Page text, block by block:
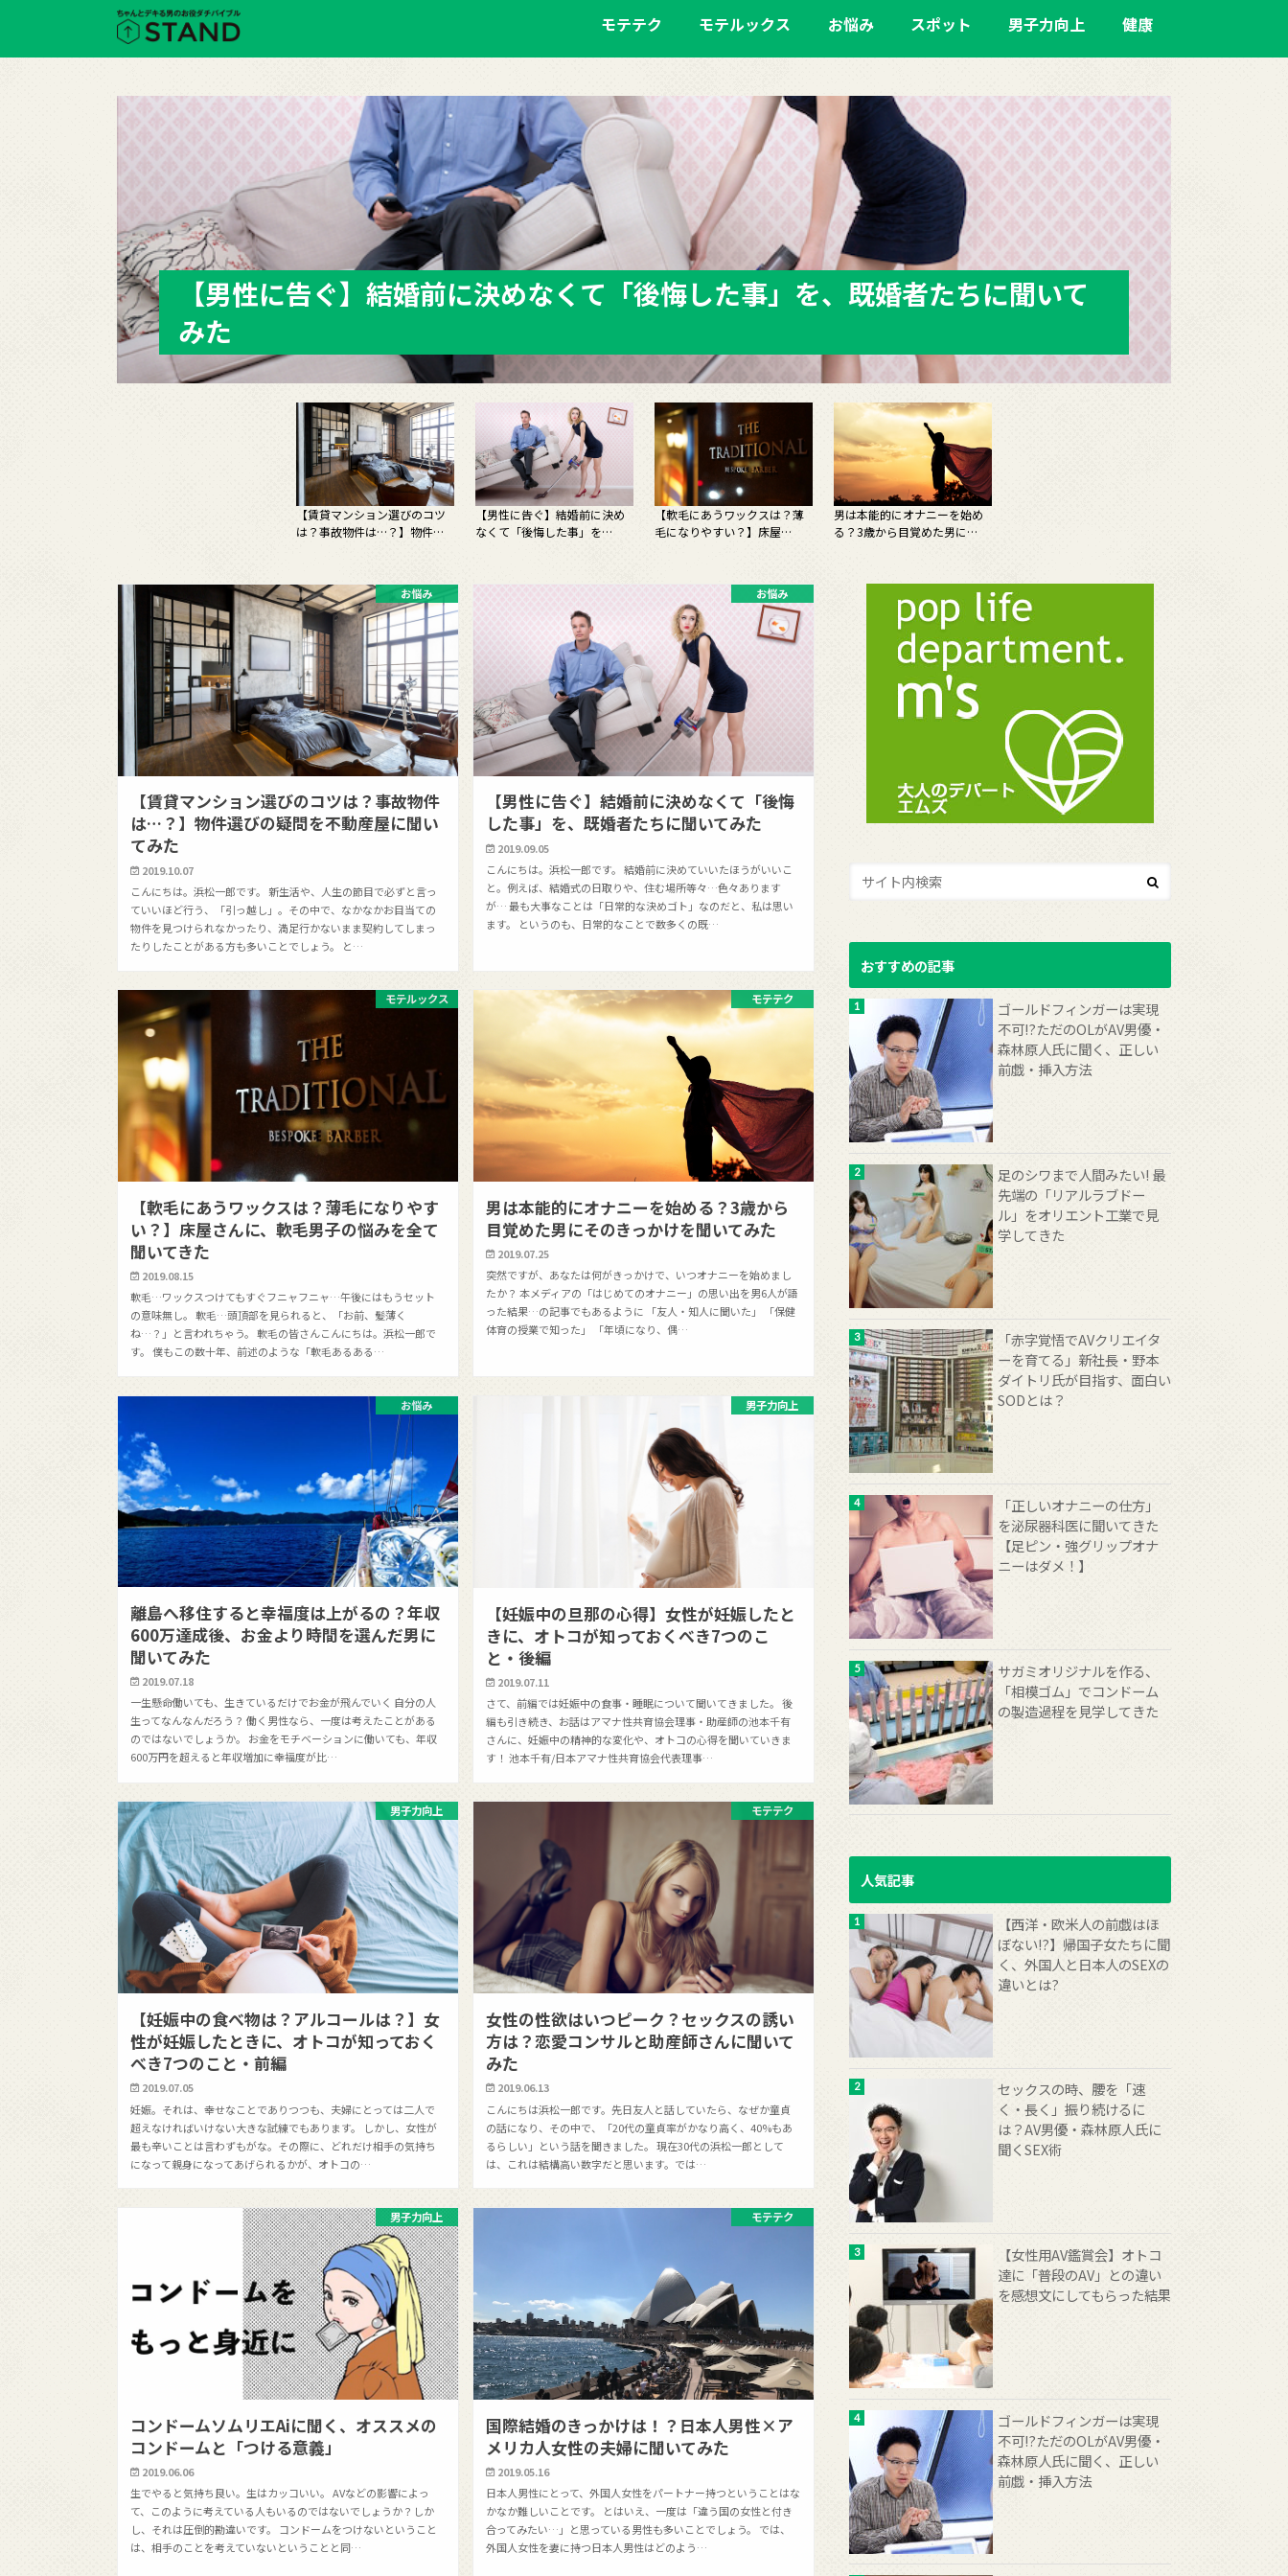
モテテク モテルックス お悩み スポット 男子力向上 健康
【男性に告ぐ】結婚前に決めなくて「後悔した事」を、既婚者たちに聞いて
みた
【賃貸マンション選びのコツ
は？事故物件は…？】物件…
【男性に告ぐ】結婚前に決め
なくて「後悔した事」を…
【軟毛にあうワックスは？薄
毛になりやすい？】床屋…
男は本能的にオナニーを始め
る？3歳から目覚めた男に…
お悩み
【賃貸マンション選びのコツは？事故物件
は…？】物件選びの疑問を不動産屋に聞い
てみた
2019.10.07
こんにちは。浜松一郎です。 新生活や、人生の節目で必ずと言っ
ていいほど行う、「引っ越し」。その中で、なかなかお目当ての
物件を見つけられなかったり、満足行かないまま契約してしまっ
たりしたことがある方も多いことでしょう。 と…
お悩み
【男性に告ぐ】結婚前に決めなくて「後悔
した事」を、既婚者たちに聞いてみた
2019.09.05
こんにちは。浜松一郎です。 結婚前に決めていいたほうがいいこ
と。例えば、結婚式の日取りや、住む場所等々…色々あります
が… 最も大事なことは「日常的な決めゴト」なのだと、私は思い
ます。 というのも、日常的なことで数多くの既…
モテルックス
【軟毛にあうワックスは？薄毛になりやす
い？】床屋さんに、軟毛男子の悩みを全て
聞いてきた
2019.08.15
軟毛…ワックスつけてもすぐフニャフニャ…午後にはもうセット
の意味無し。 軟毛…頭頂部を見られると、「お前、髪薄く
ね…？」と言われちゃう。 軟毛の皆さんこんにちは。浜松一郎で
す。 僕もこの数十年、前述のような「軟毛あるある…
モテテク
男は本能的にオナニーを始める？3歳から
目覚めた男にそのきっかけを聞いてみた
2019.07.25
突然ですが、あなたは何がきっかけで、いつオナニーを始めまし
たか？ 本メディアの「はじめてのオナニー」の思い出を男6人が語
った結果…の記事でもあるように 「友人・知人に聞いた」 「保健
体育の授業で知った」 「年頃になり、偶…
お悩み
離島へ移住すると幸福度は上がるの？年収
600万達成後、お金より時間を選んだ男に
聞いてみた
2019.07.18
一生懸命働いても、生きているだけでお金が飛んでいく 自分の人
生ってなんなんだろう？ 働く男性なら、一度は考えたことがある
のではないでしょうか。 お金をモチベーションに働いても、年収
600万円を超えると年収増加に幸福度が比…
男子力向上
【妊娠中の旦那の心得】女性が妊娠したと
きに、オトコが知っておくべき7つのこ
と・後編
2019.07.11
さて、前編では妊娠中の食事・睡眠について聞いてきました。 後
編も引き続き、お話はアマナ性共育協会理事・助産師の池本千有
さんに、妊娠中の精神的な変化や、オトコの心得を聞いていきま
す！ 池本千有/日本アマナ性共育協会代表理事…
男子力向上
【妊娠中の食べ物は？アルコールは？】女
性が妊娠したときに、オトコが知っておく
べき7つのこと・前編
2019.07.05
妊娠。それは、幸せなことでありつつも、夫婦にとっては二人で
超えなければいけない大きな試練でもあります。 しかし、女性が
最も辛いことは言わずもがな。その際に、どれだけ相手の気持ち
になって親身になってあげられるかが、オトコの…
モテテク
女性の性欲はいつピーク？セックスの誘い
方は？恋愛コンサルと助産師さんに聞いて
みた
2019.06.13
こんにちは浜松一郎です。先日友人と話していたら、なぜか童貞
の話になり、その中で、「20代の童貞率がかなり高く、40%もあ
るらしい」という話を聞きました。 現在30代の浜松一郎として
は、これは結構高い数字だと思います。では…
男子力向上
コンドームソムリエAiに聞く、オススメの
コンドームと「つける意義」
2019.06.06
生でやると気持ち良い。生はカッコいい。 AVなどの影響によっ
て、このように考えている人もいるのではないでしょうか？しか
し、それは圧倒的勘違いです。 コンドームをつけないということ
は、相手のことを考えていないということと同…
モテテク
国際結婚のきっかけは！？日本人男性×ア
メリカ人女性の夫婦に聞いてみた
2019.05.16
日本人男性にとって、外国人女性をパートナー持つということはな
かなか難しいことです。 とはいえ、一度は「違う国の女性と付き
合ってみたい…」と思っている男性も多いことでしょう。 では、
外国人女性を妻に持つ日本人男性はどのよう…
おすすめの記事
ゴールドフィンガーは実現
不可!?ただのOLがAV男優・
森林原人氏に聞く、正しい
前戯・挿入方法
足のシワまで人間みたい! 最
先端の「リアルラブドー
ル」をオリエント工業で見
学してきた
「赤字覚悟でAVクリエイタ
ーを育てる」新社長・野本
ダイトリ氏が目指す、面白い
SODとは？
「正しいオナニーの仕方」
を泌尿器科医に聞いてきた
【足ピン・強グリップオナ
ニーはダメ！】
サガミオリジナルを作る、
「相模ゴム」でコンドーム
の製造過程を見学してきた
人気記事
【西洋・欧米人の前戯はほ
ぼない!?】帰国子女たちに聞
く、外国人と日本人のSEXの
違いとは?
セックスの時、腰を「速
く・長く」振り続けるに
は？AV男優・森林原人氏に
聞くSEX術
【女性用AV鑑賞会】オトコ
達に「普段のAV」との違い
を感想文にしてもらった結果
ゴールドフィンガーは実現
不可!?ただのOLがAV男優・
森林原人氏に聞く、正しい
前戯・挿入方法